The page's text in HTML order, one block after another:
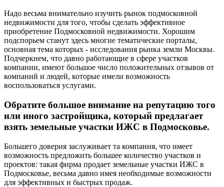
Надо весьма внимательно изучить рынок подмосковной
недвижимости для того, чтобы сделать эффективное
приобретение Подмосковной недвижимости. Хорошим
подспорьем станут здесь многие тематические порталы,
основная тема которых - исследования рынка земли Москвы.
Подчеркнем, что давно работающие в сфере участков
компании, имеют большое число положительных отзывов от
компаний и людей, которые имели возможность
воспользоваться услугами.
Обратите большое внимание на репутацию того
или иного застройщика, который предлагает
взять земельные участки ИЖС в Подмосковье.
Большего доверия заслуживает та компания, что имеет
возможность предложить большее количество участков и
проектов: такая фирма продает земельные участки ИЖС в
Подмосковье, весьма давно имея необходимые возможности
для эффективных и быстрых продаж.